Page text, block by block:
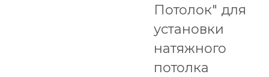
Потолок" для
установки
натяжного
потолка